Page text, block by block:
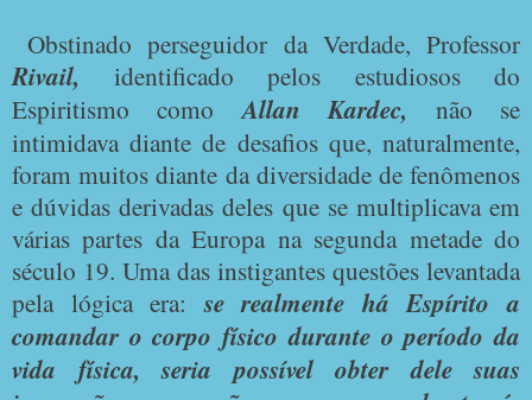
Obstinado perseguidor da Verdade, Professor
Rivail, identificado pelos estudiosos do
Espiritismo como Allan Kardec, não se
intimidava diante de desafios que, naturalmente,
foram muitos diante da diversidade de fenômenos
e dúvidas derivadas deles que se multiplicava em
várias partes da Europa na segunda metade do
século 19. Uma das instigantes questões levantada
pela lógica era:se realmente há Espírito a
comandar o corpo físico durante o período da
vida física, seria possível obter dele suas